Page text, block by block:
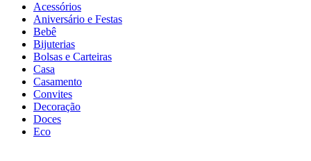
Acessórios
Aniversário e Festas
Bebê
Bijuterias
Bolsas e Carteiras
Casa
Casamento
Convites
Decoração
Doces
Eco